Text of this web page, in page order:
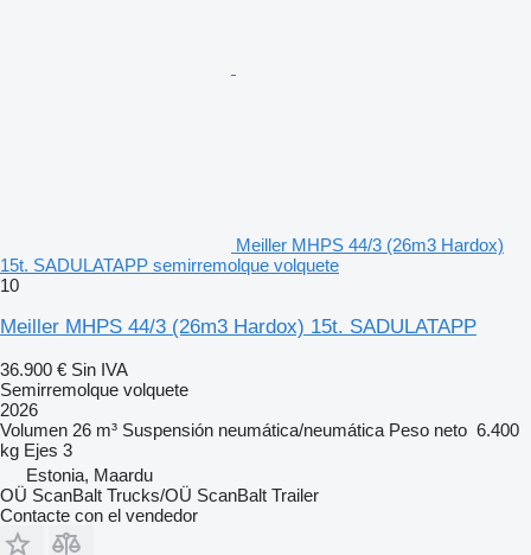
Meiller MHPS 44/3 (26m3 Hardox)
15t. SADULATAPP semirremolque volquete
10
Meiller MHPS 44/3 (26m3 Hardox) 15t. SADULATAPP
36.900 € Sin IVA
Semirremolque volquete
2026
Volumen 26 m³ Suspensión neumática/neumática Peso neto 6.400
kg Ejes 3
Estonia, Maardu
OÜ ScanBalt Trucks/OÜ ScanBalt Trailer
Contacte con el vendedor